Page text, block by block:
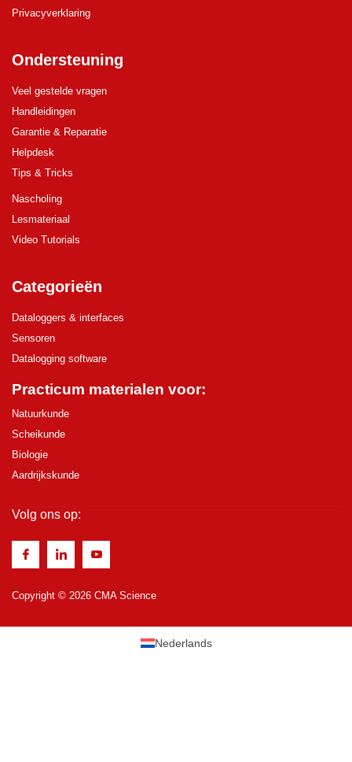
Privacyverklaring
Ondersteuning
Veel gestelde vragen
Handleidingen
Garantie & Reparatie
Helpdesk
Tips & Tricks
Nascholing
Lesmateriaal
Video Tutorials
Categorieën
Dataloggers & interfaces
Sensoren
Datalogging software
Practicum materialen voor:
Natuurkunde
Scheikunde
Biologie
Aardrijkskunde
Volg ons op:
Copyright © 2026 CMA Science
Nederlands